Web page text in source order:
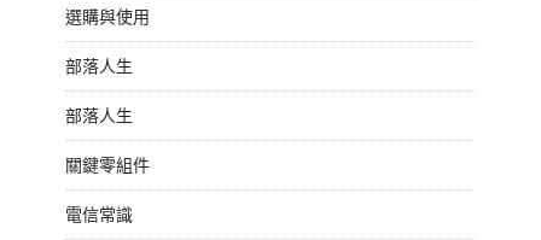
選購與使用
部落人生
部落人生
關鍵零組件
電信常識